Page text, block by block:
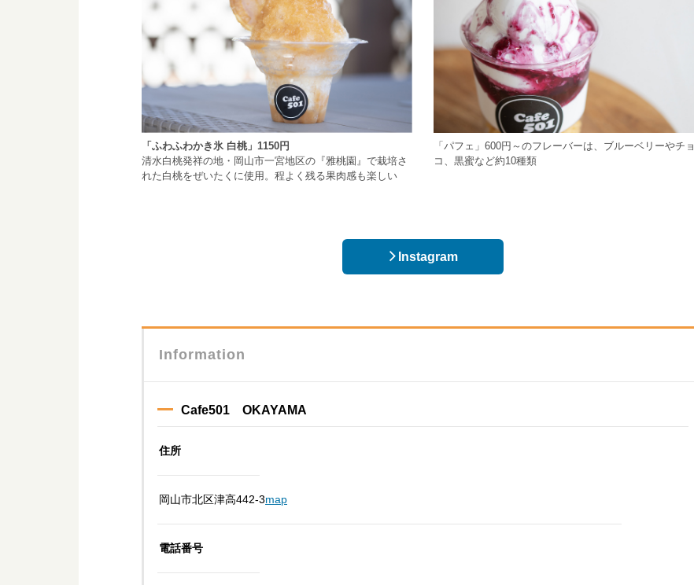
「ふわふわかき氷 白桃」1150円
清水白桃発祥の地・岡山市一宮地区の『雅桃園』で栽培さ
れた白桃をぜいたくに使用。程よく残る果肉感も楽しい
「パフェ」600円～のフレーバーは、ブルーベリーやチョ
コ、黒蜜など約10種類
Instagram
Information
Cafe501 OKAYAMA
住所
岡山市北区津高442-3map
電話番号